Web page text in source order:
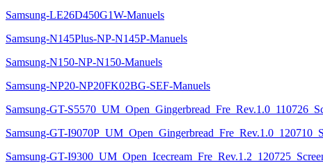
Samsung-LE26D450G1W-Manuels
Samsung-N145Plus-NP-N145P-Manuels
Samsung-N150-NP-N150-Manuels
Samsung-NP20-NP20FK02BG-SEF-Manuels
Samsung-GT-
Samsung-GT-
Samsung-GT-